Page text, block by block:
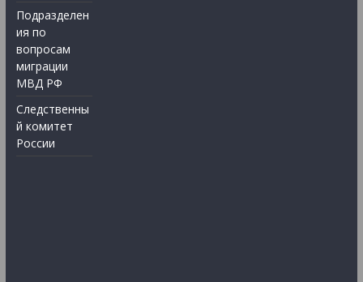
Подразделен
ия по
вопросам
миграции
МВД РФ
Следственны
й комитет
России